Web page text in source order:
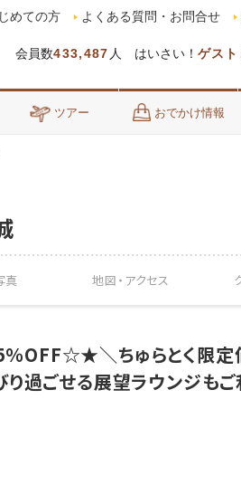
会員数433,487 人 はいさい！ ゲスト
めての方 よくある質問・お問合せ
ツアー おでかけ情報
真 地図・ アクセス
％OFF☆★＼ちゅらとく限
過ごせる展望ラウンジも